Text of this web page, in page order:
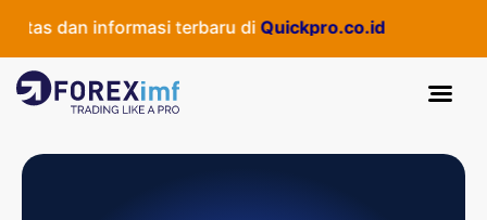
dan informasi terbaru diQuickpro.co.id